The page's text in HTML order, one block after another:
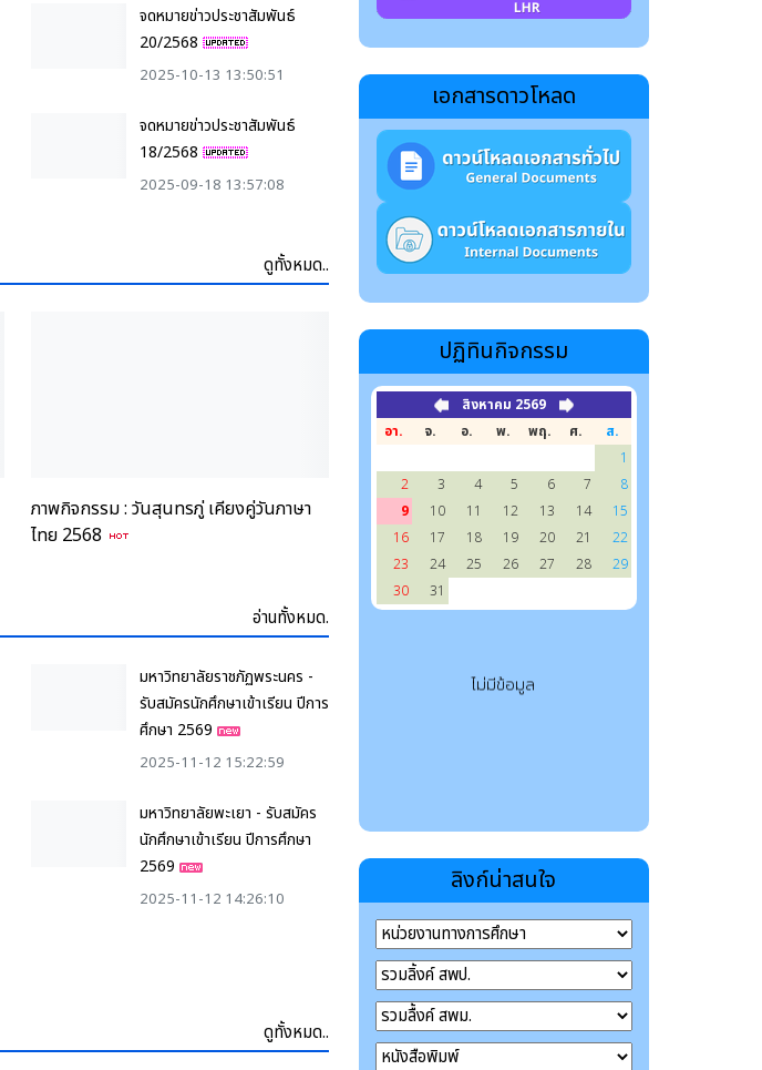
จดหมายข่าวประชาสัมพันธ์
20/2568
2025-10-13 13:50:51
จดหมายข่าวประชาสัมพันธ์
18/2568
2025-09-18 13:57:08
ดูทั้งหมด..
ภาพกิจกรรม : วันสุนทรภู่ เคียงคู่วันภาษา
ไทย 2568
อ่านทั้งหมด.
มหาวิทยาลัยราชภัฏพระนคร -
รับสมัครนักศึกษาเข้าเรียน ปีการ
ศึกษา 2569
2025-11-12 15:22:59
มหาวิทยาลัยพะเยา - รับสมัคร
นักศึกษาเข้าเรียน ปีการศึกษา
2569
2025-11-12 14:26:10
ดูทั้งหมด..
เอกสารดาวโหลด
ปฏิทินกิจกรรม
สิงหาคม 2569
อา.
จ. อ. พ. พฤ. ศ.
ส.
1
2
3 4 5 6 7
8
9
10 11 12 13 14
15
16
17 18 19 20 21
22
23
24 25 26 27 28
29
30
31
ลิงก์น่าสนใจ